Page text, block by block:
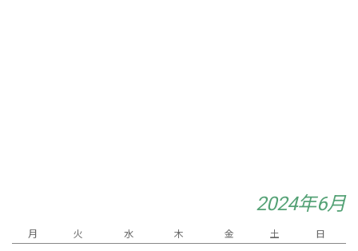
2024年6月
月 火 水 木 金 土 日